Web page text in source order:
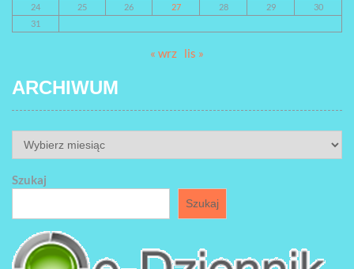
24
25 26 27 28 29
30
31
« wrz lis »
ARCHIWUM
ARCHIWUM
Szukaj
Szukaj